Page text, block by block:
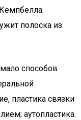
полоска из
способов
пластика связки
аутопластика.